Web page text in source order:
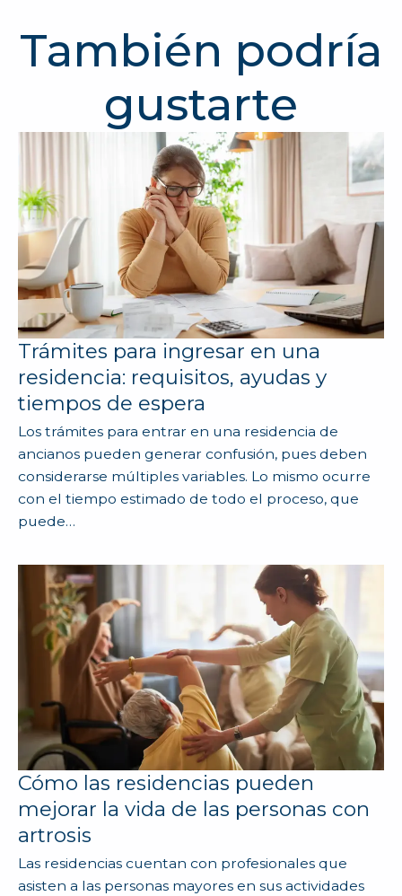
También podría
gustarte
Trámites para ingresar en una
residencia: requisitos, ayudas y
tiempos de espera
Los trámites para entrar en una residencia de
ancianos pueden generar confusión, pues deben
considerarse múltiples variables. Lo mismo ocurre
con el tiempo estimado de todo el proceso, que
puede…
Cómo las residencias pueden
mejorar la vida de las personas con
artrosis
Las residencias cuentan con profesionales que
asisten a las personas mayores en sus actividades